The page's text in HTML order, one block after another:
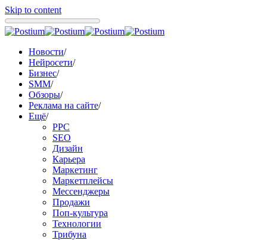
Skip to content
Новости/
Нейросети/
Бизнес/
SMM/
Обзоры/
Реклама на сайте/
Ещё/
PPC
SEO
Дизайн
Карьера
Маркетинг
Маркетплейсы
Мессенджеры
Продажи
Поп-культура
Технологии
Трибуна